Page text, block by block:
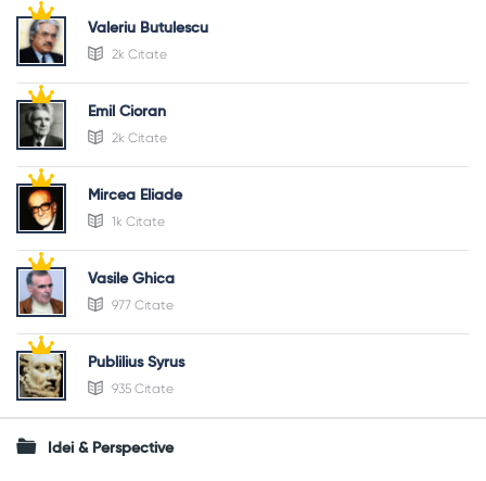
Valeriu Butulescu
2k Citate
Emil Cioran
2k Citate
Mircea Eliade
1k Citate
Vasile Ghica
977 Citate
Publilius Syrus
935 Citate
Idei & Perspective